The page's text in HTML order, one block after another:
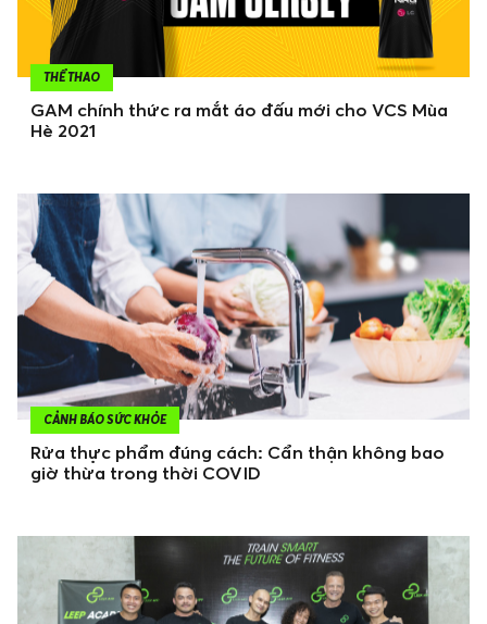
THỂ THAO
GAM chính thức ra mắt áo đấu mới cho VCS Mùa
Hè 2021
CẢNH BÁO SỨC KHỎE
Rửa thực phẩm đúng cách: Cẩn thận không bao
giờ thừa trong thời COVID